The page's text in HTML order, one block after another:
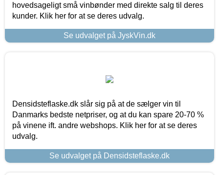
hovedsageligt små vinbønder med direkte salg til deres
kunder. Klik her for at se deres udvalg.
Se udvalget på JyskVin.dk
Densidsteflaske.dk slår sig på at de sælger vin til
Danmarks bedste netpriser, og at du kan spare 20-70 %
på vinene ift. andre webshops. Klik her for at se deres
udvalg.
Se udvalget på Densidsteflaske.dk